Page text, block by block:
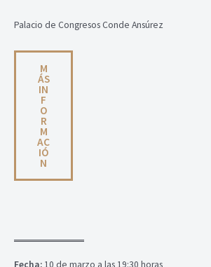
Palacio de Congresos Conde Ansúrez
M
ÁS
IN
F
O
R
M
AC
IÓ
N
Fecha:10 de marzo a las 19:30 horas